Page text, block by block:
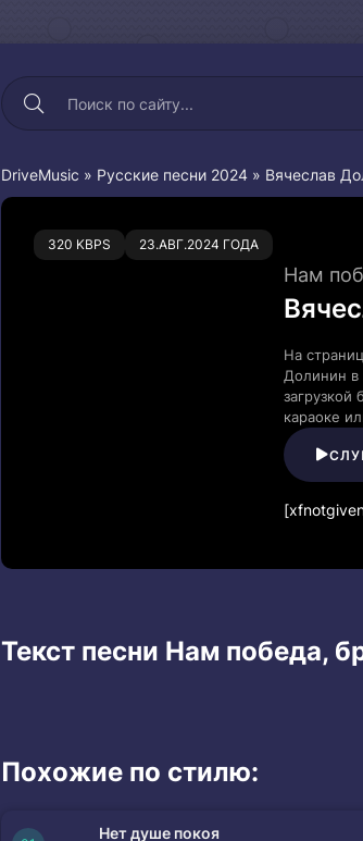
DriveMusic » Русские песни 2024 » Вячеслав
320 KBPS 23.АВГ.2024 ГОДА
0 0
Нам
На
Долинин в
загрузкой
караоке
Текст песни Нам победа,
Похожие по стилю:
Нет душе покоя